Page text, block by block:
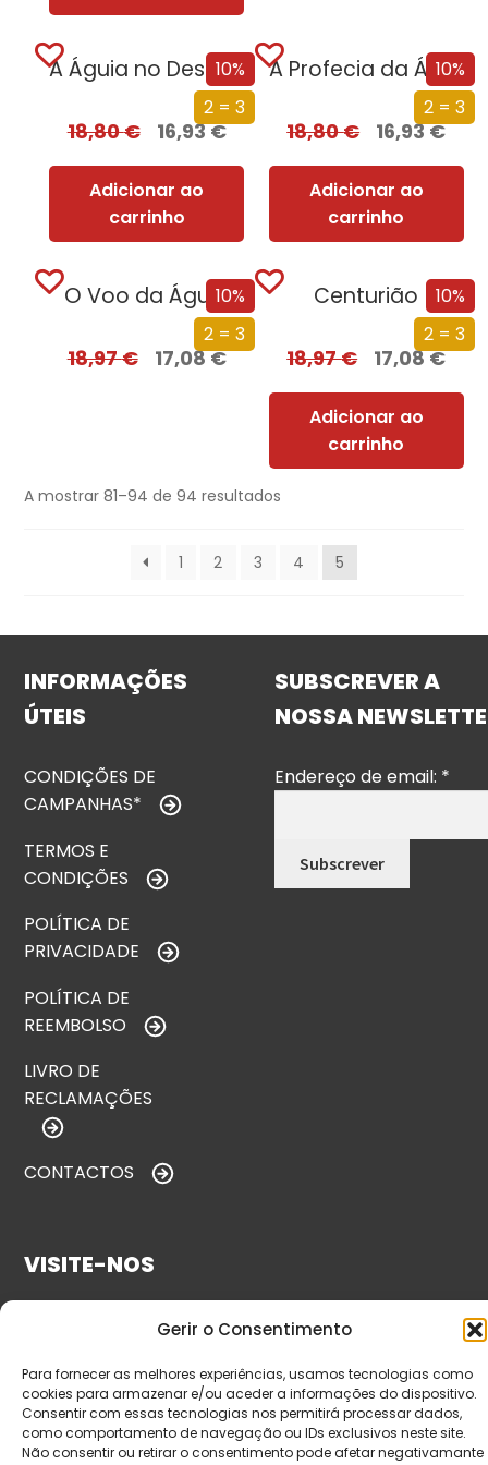
Gerir o Consentimento
Para fornecer as melhores experiências, usamos tecnologias como
cookies para armazenar e/ou aceder a informações do dispositivo.
Consentir com essas tecnologias nos permitirá processar dados,
como comportamento de navegação ou IDs exclusivos neste site.
Não consentir ou retirar o consentimento pode afetar negativamante
10%
2 = 3
A Águia no Deserto
18,80€ 16,93€
Adicionar ao
carrinho
10%
2 = 3
A Profecia da Águia
18,80€ 16,93€
Adicionar ao
carrinho
10%
2 = 3
O Voo da Águia
18,97€ 17,08€
10%
2 = 3
Centurião
18,97€ 17,08€
Adicionar ao
carrinho
A mostrar 81–94 de 94 resultados
1 2 3 4 5
INFORMAÇÕES
ÚTEIS
CONDIÇÕES DE
CAMPANHAS*
TERMOS E
CONDIÇÕES
POLÍTICA DE
PRIVACIDADE
POLÍTICA DE
REEMBOLSO
LIVRO DE
RECLAMAÇÕES
CONTACTOS
SUBSCREVER A
NOSSA
Endereço de email: *
VISITE-NOS